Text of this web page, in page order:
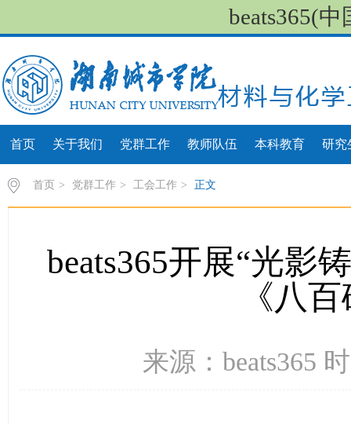
beats365(
首页 关于我们 党群工作 教师队伍 本科教育 研究
首页 > 党群工作 > 工会工作 > 正文
beats365开展“光
《八
来源：beats365